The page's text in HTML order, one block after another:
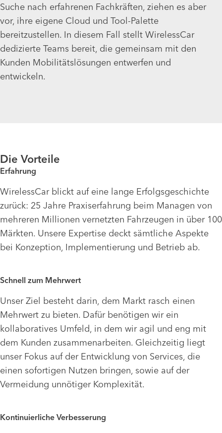
Suche nach erfahrenen Fachkräften, ziehen es aber
vor, ihre eigene Cloud und Tool-Palette
bereitzustellen. In diesem Fall stellt WirelessCar
dedizierte Teams bereit, die gemeinsam mit den
Kunden Mobilitätslösungen entwerfen und
entwickeln.
Die Vorteile
Erfahrung
WirelessCar blickt auf eine lange Erfolgsgeschichte
zurück: 25 Jahre Praxiserfahrung beim Managen von
mehreren Millionen vernetzten Fahrzeugen in über 100
Märkten. Unsere Expertise deckt sämtliche Aspekte
bei Konzeption, Implementierung und Betrieb ab.
Schnell zum Mehrwert
Unser Ziel besteht darin, dem Markt rasch einen
Mehrwert zu bieten. Dafür benötigen wir ein
kollaboratives Umfeld, in dem wir agil und eng mit
dem Kunden zusammenarbeiten. Gleichzeitig liegt
unser Fokus auf der Entwicklung von Services, die
einen sofortigen Nutzen bringen, sowie auf der
Vermeidung unnötiger Komplexität.
Kontinuierliche Verbesserung